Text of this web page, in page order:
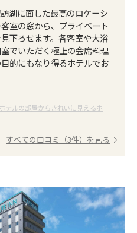
湖に面した最高のロケーシ
室の窓から、プライベート
下ろせます。各客室や大浴
でいただく極上の会席料理
的にもなり得るホテルでお
テルの部屋からきれいに見えるホ
すべての口コミ（3件）を見る